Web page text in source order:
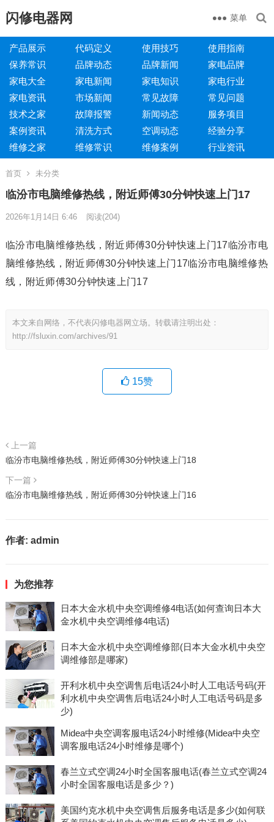
闪修电器网 菜单
产品展示 代码定义 使用技巧
使用指南
保养常识
品牌动态 品牌新闻
家电品牌
家电大全
家电新闻 家电知识
家电行业
家电资讯
市场新闻 常见故障
常见问题
技术之家
故障报警 新闻动态
服务项目
案例资讯
清洗方式 空调动态
经验分享
维修之家
维修常识 维修案例 行业资讯
首页 未分类
临汾市电脑维修热线，附近师傅30分钟快速上门17
2026年1月14日 6:46 阅读(204)
临汾市电脑维修热线，附近师傅30分钟快速上门17临汾市电
脑维修热线，附近师傅30分钟快速上门17临汾市电脑维修热
线，附近师傅30分钟快速上门17
本文来自网络，不代表闪修电器网立场。转载请注明出处：
http://fsluxin.com/archives/91
15赞
上一篇
临汾市电脑维修热线，附近师傅30分钟快速上门18
下一篇
临汾市电脑维修热线，附近师傅30分钟快速上门16
作者: admin
为您推荐
日本大金水机中央空调维修4电话(如何查询日本大
金水机中央空调维修4电话)
日本大金水机中央空调维修部(日本大金水机中央空
调维修部是哪家)
开利水机中央空调售后电话24小时人工电话号码(开
利水机中央空调售后电话24小时人工电话号码是多
少)
Midea中央空调客服电话24小时维修(Midea中央空
调客服电话24小时维修是哪个)
春兰立式空调24小时全国客服电话(春兰立式空调24
小时全国客服电话是多少？)
美国约克水机中央空调售后服务电话是多少(如何联